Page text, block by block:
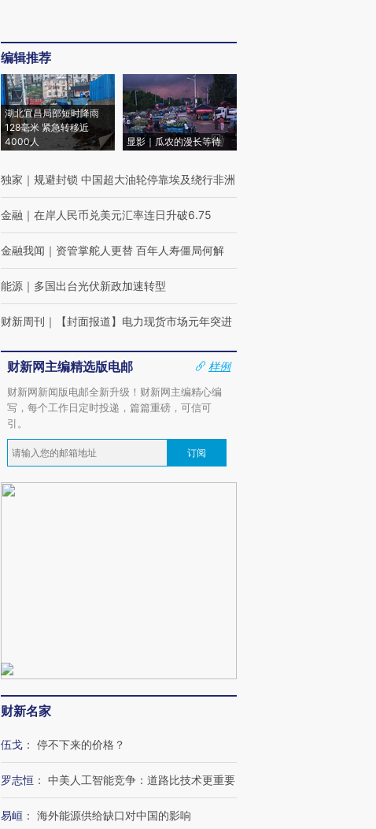
编辑推荐
湖北宜昌局部短时降雨
128毫米 紧急转移近
4000人
显影｜瓜农的漫长等待
独家 ｜ 规避封锁 中国超大油轮停靠埃及绕行非洲
金融 ｜ 在岸人民币兑美元汇率连日升破6.75
金融我闻 ｜ 资管掌舵人更替 百年人寿僵局何解
能源 ｜ 多国出台光伏新政加速转型
财新周刊 ｜ 【封面报道】电力现货市场元年突进
财新网主编精选版电邮
样例
财新网新闻版电邮全新升级！财新网主编精心编
写，每个工作日定时投递，篇篇重磅，可信可
引。
订阅
财新名家
伍戈 ： 停不下来的价格？
罗志恒 ： 中美人工智能竞争：道路比技术更重要
易峘 ： 海外能源供给缺口对中国的影响